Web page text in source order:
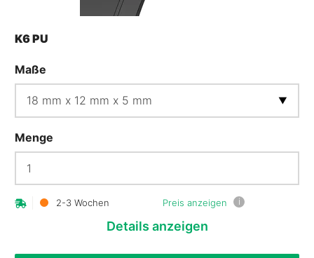
K6 PU
Maße
Menge
Preis anzeigen i
2-3 Wochen
Details anzeigen